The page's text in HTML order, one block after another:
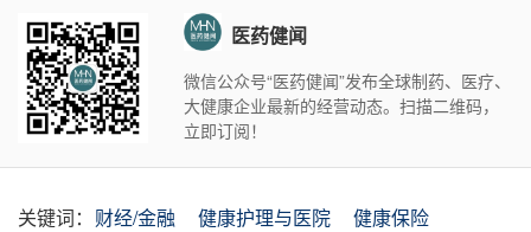
医药健闻
微信公众号“医药健闻”发布全球制药、医疗、
大健康企业最新的经营动态。扫描二维码，
立即订阅！
关键词： 财经/金融 健康护理与医院
健康保险